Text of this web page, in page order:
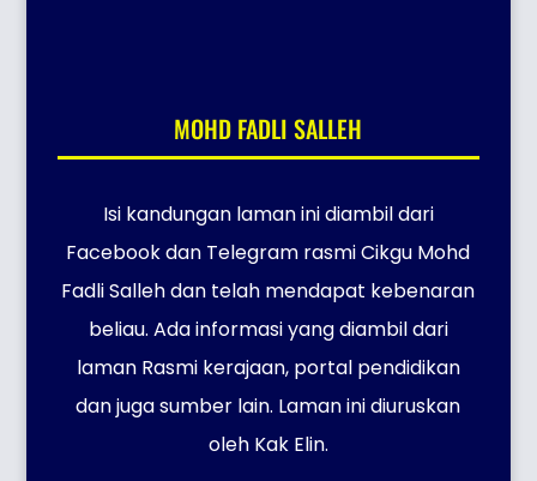
MOHD FADLI SALLEH
Isi kandungan laman ini diambil dari
Facebook dan Telegram rasmi Cikgu Mohd
Fadli Salleh dan telah mendapat kebenaran
beliau. Ada informasi yang diambil dari
laman Rasmi kerajaan, portal pendidikan
dan juga sumber lain. Laman ini diuruskan
oleh Kak Elin.